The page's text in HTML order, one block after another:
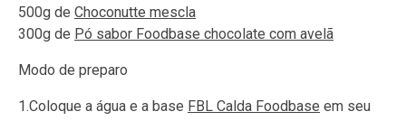
500g de Choconutte mescla
300g de Pó sabor Foodbase chocolate com avelã
Modo de preparo
1.Coloque a água e a base FBL Calda Foodbase em seu